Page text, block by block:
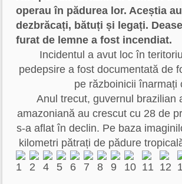
operau în pădurea lor. Aceștia
dezbrăcați, bătuți și legați.
furat de lemne a fost incendiat.
Incidentul a avut loc în
pedepsire a fost documentată de
pe războinicii înarmați
Anul trecut, guvernul brazilian
amazoniană au crescut cu 28 de
s-a aflat în declin. Pe baza
kilometri pătrați de pădure